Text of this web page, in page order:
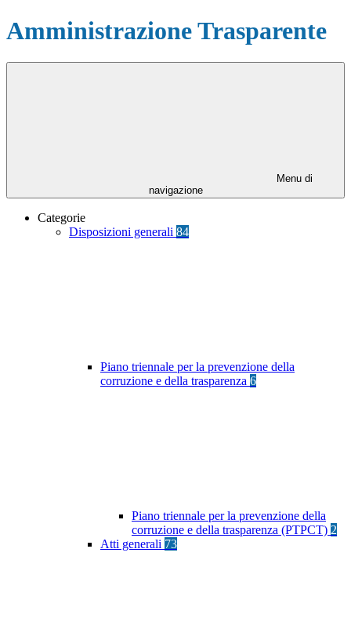
Amministrazione Trasparente
Menu di
navigazione
Categorie
Disposizioni generali 84
Piano triennale per la prevenzione della
corruzione e della trasparenza 6
Piano triennale per la prevenzione della
corruzione e della trasparenza (PTPCT) 2
Atti generali 73